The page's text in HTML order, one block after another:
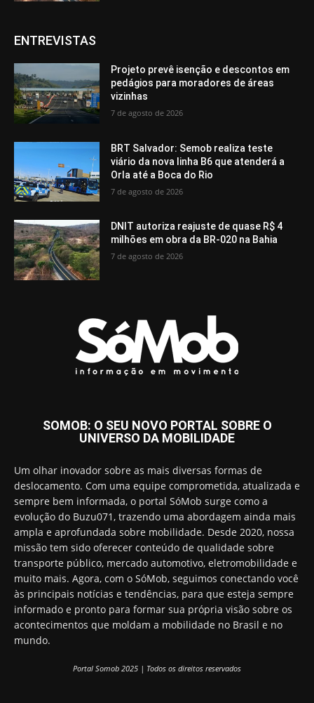
ENTREVISTAS
Projeto prevê isenção e descontos em
pedágios para moradores de áreas
vizinhas
7 de agosto de 2026
BRT Salvador: Semob realiza teste
viário da nova linha B6 que atenderá a
Orla até a Boca do Rio
7 de agosto de 2026
DNIT autoriza reajuste de quase R$ 4
milhões em obra da BR-020 na Bahia
7 de agosto de 2026
SOMOB: O SEU NOVO PORTAL SOBRE O
UNIVERSO DA MOBILIDADE
Um olhar inovador sobre as mais diversas formas de
deslocamento. Com uma equipe comprometida, atualizada e
sempre bem informada, o portal SóMob surge como a
evolução do Buzu071, trazendo uma abordagem ainda mais
ampla e aprofundada sobre mobilidade. Desde 2020, nossa
missão tem sido oferecer conteúdo de qualidade sobre
transporte público, mercado automotivo, eletromobilidade e
muito mais. Agora, com o SóMob, seguimos conectando você
às principais notícias e tendências, para que esteja sempre
informado e pronto para formar sua própria visão sobre os
acontecimentos que moldam a mobilidade no Brasil e no
mundo.
Portal Somob 2025 | Todos os direitos reservados